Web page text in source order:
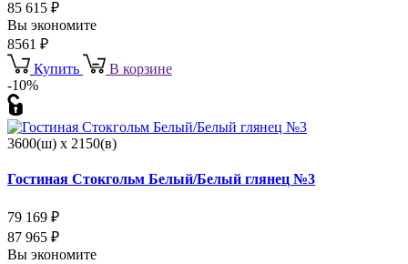
85 615 ₽
Вы экономите
8561 ₽
Купить
В корзине
-10%
3600(ш) x 2150(в)
Гостиная Стокгольм Белый/Белый глянец №3
79 169 ₽
87 965 ₽
Вы экономите